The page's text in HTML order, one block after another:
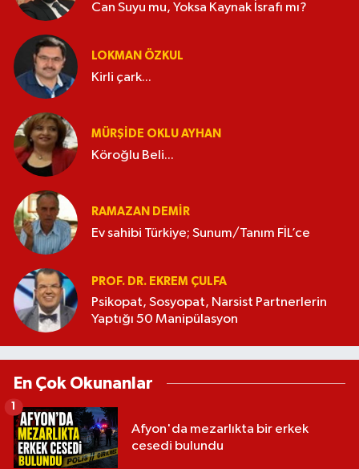
Can Suyu mu, Yoksa Kaynak İsrafı mı?
LOKMAN ÖZKUL
Kirli çark...
MÜRŞIDE OKLU AYHAN
Köroğlu Beli...
RAMAZAN DEMİR
Ev sahibi Türkiye; Sunum/Tanım FİL’ce
PROF. DR. EKREM ÇULFA
Psikopat, Sosyopat, Narsist Partnerlerin
Yaptığı 50 Manipülasyon
En Çok Okunanlar
Afyon'da mezarlıkta bir erkek
cesedi bulundu
1